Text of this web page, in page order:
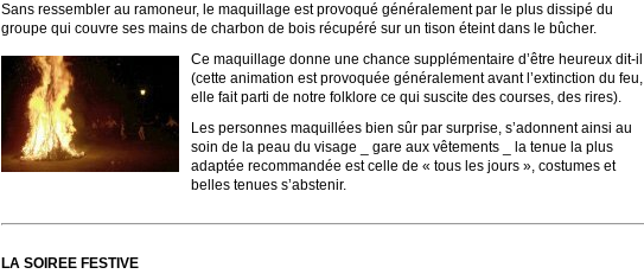
Sans ressembler au ramoneur, le maquillage est provoqué généralement par le plus dissipé du
groupe qui couvre ses mains de charbon de bois récupéré sur un tison éteint dans le bûcher.
Ce maquillage donne une chance supplémentaire d’être heureux dit-il
(cette animation est provoquée généralement avant l’extinction du feu,
elle fait parti de notre folklore ce qui suscite des courses, des rires).
Les personnes maquillées bien sûr par surprise, s’adonnent ainsi au
soin de la peau du visage _ gare aux vêtements _ la tenue la plus
adaptée recommandée est celle de « tous les jours », costumes et
belles tenues s’abstenir.
LA SOIREE FESTIVE